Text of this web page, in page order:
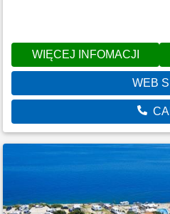
WIĘCEJ INFOMACJI
WEB